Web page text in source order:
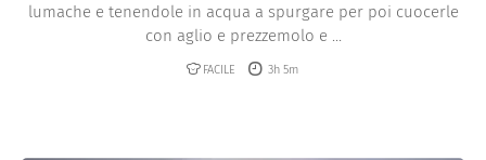
lumache e tenendole in acqua a spurgare per poi cuocerle
con aglio e prezzemolo e ...
FACILE 3h 5m